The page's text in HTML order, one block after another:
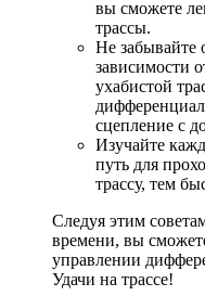
вы сможете
трассы.
Не забывайте
зависимости
ухабистой
сцепление с
Изучайте
путь для
трассу, тем
Следуя этим
времени, вы
управлении
Удачи на трассе!